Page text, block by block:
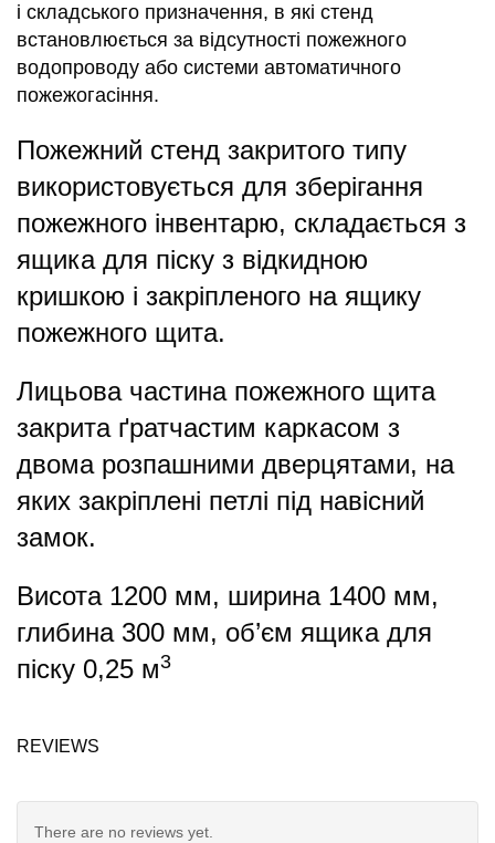
і складського призначення, в які стенд
встановлюється за відсутності пожежного
водопроводу або системи автоматичного
пожежогасіння.
Пожежний стенд закритого типу
використовується для зберігання
пожежного інвентарю, складається з
ящика для піску з відкидною
кришкою і закріпленого на ящику
пожежного щита.
Лицьова частина пожежного щита
закрита ґратчастим каркасом з
двома розпашними дверцятами, на
яких закріплені петлі під навісний
замок.
Висота 1200 мм, ширина 1400 мм,
глибина 300 мм, об’єм ящика для
піску 0,25 м3
REVIEWS
There are no reviews yet.